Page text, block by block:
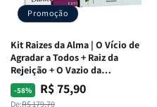
Promoção
Kit Raizes da Alma | O Vício de
Agradar a Todos + Raiz da
Rejeição + O Vazio da
Insatisfação.
-58%
Preço
De:R$ 179,70
PreçoR$ 75,90